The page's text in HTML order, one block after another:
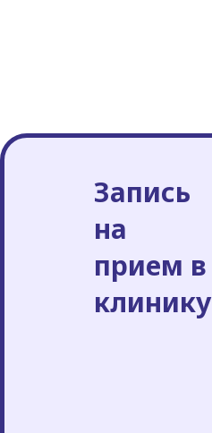
Запись
на
прием в
клинику